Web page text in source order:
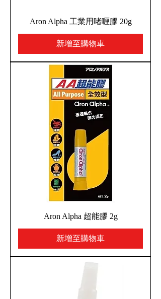
Aron Alpha 工業用啫喱膠 20g
新增至購物車
Aron Alpha 超能膠 2g
新增至購物車